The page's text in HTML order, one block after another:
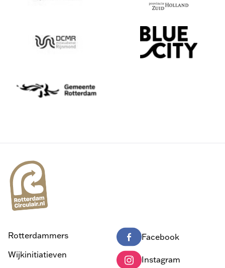
Rotterdammers
Wijkinitiatieven
Facebook
Instagram